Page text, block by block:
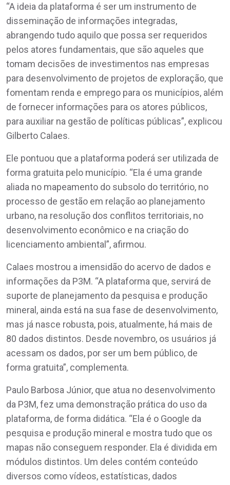
“A ideia da plataforma é ser um instrumento de
disseminação de informações integradas,
abrangendo tudo aquilo que possa ser requeridos
pelos atores fundamentais, que são aqueles que
tomam decisões de investimentos nas empresas
para desenvolvimento de projetos de exploração, que
fomentam renda e emprego para os municípios, além
de fornecer informações para os atores públicos,
para auxiliar na gestão de políticas públicas”, explicou
Gilberto Calaes.
Ele pontuou que a plataforma poderá ser utilizada de
forma gratuita pelo município. “Ela é uma grande
aliada no mapeamento do subsolo do território, no
processo de gestão em relação ao planejamento
urbano, na resolução dos conflitos territoriais, no
desenvolvimento econômico e na criação do
licenciamento ambiental”, afirmou.
Calaes mostrou a imensidão do acervo de dados e
informações da P3M. “A plataforma que, servirá de
suporte de planejamento da pesquisa e produção
mineral, ainda está na sua fase de desenvolvimento,
mas já nasce robusta, pois, atualmente, há mais de
80 dados distintos. Desde novembro, os usuários já
acessam os dados, por ser um bem público, de
forma gratuita”, complementa.
Paulo Barbosa Júnior, que atua no desenvolvimento
da P3M, fez uma demonstração prática do uso da
plataforma, de forma didática. “Ela é o Google da
pesquisa e produção mineral e mostra tudo que os
mapas não conseguem responder. Ela é dividida em
módulos distintos. Um deles contém conteúdo
diversos como vídeos, estatísticas, dados